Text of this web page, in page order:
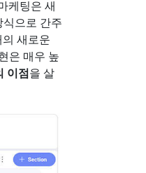
케팅은 새
으로 간주
새로운
은 매우 높
이점을 살